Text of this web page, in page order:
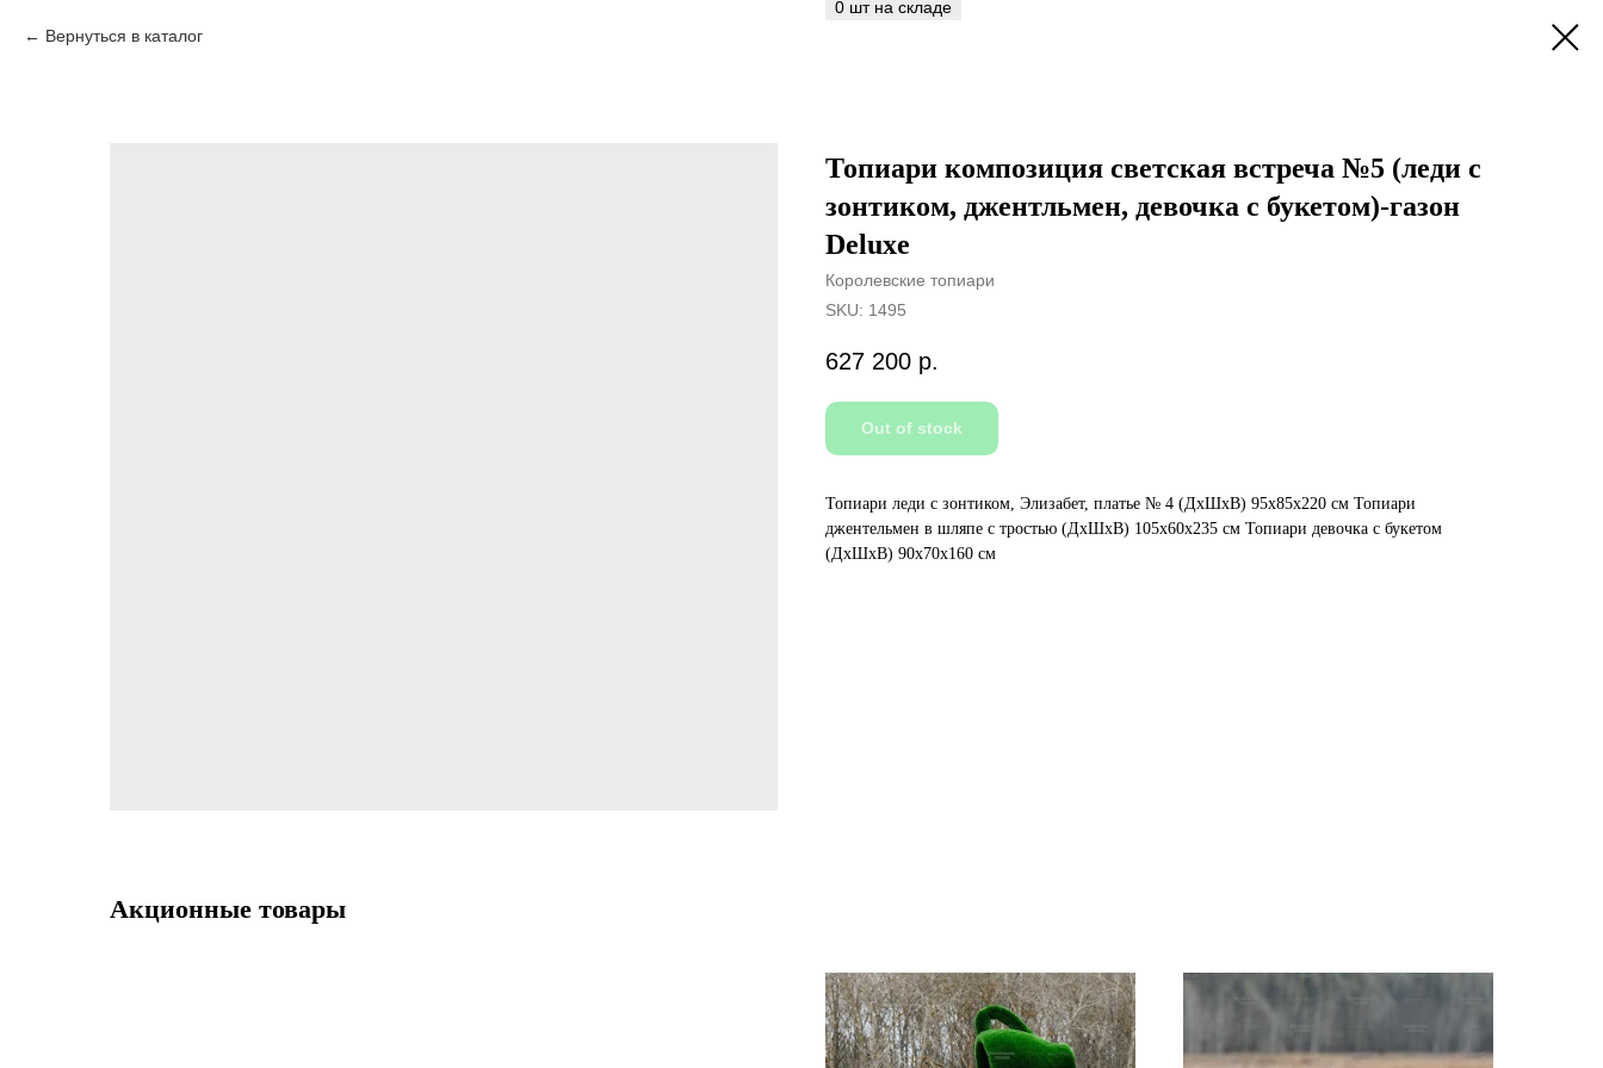
Вернуться в каталог
Топиари композиция светская встреча №5 (леди с
зонтиком, джентльмен, девочка с букетом)-газон
Deluxe
Королевские топиари
SKU: 1495
627 200 р.
Out of stock
Топиари леди с зонтиком, Элизабет, платье № 4 (ДхШхВ) 95х85х220 см Топиари
джентельмен в шляпе с тростью (ДхШхВ) 105х60х235 см Топиари девочка с букетом
(ДхШхВ) 90х70х160 см
Акционные товары